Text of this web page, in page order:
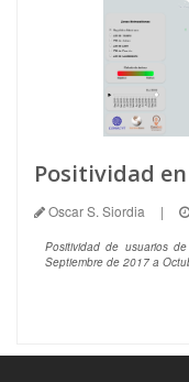
Oscar S. Siordia |
Positividad de usuarios
Septiembre de 2017 a